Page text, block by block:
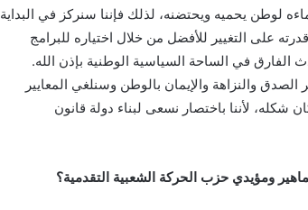
لوطن يحميه ويحتضنه، لذلك فإننا سنركز في البداية
على التغيير للأفضل من خلال اختياره للبرامج
الفارق في الساحة السياسية الوطنية بإذن الله.
والنزاهة والإيمان بالوطن وسنلغي المعايير
شكله، لأننا باختصار نسعى لبناء دولة قانون
ومؤيدي حزب الحركة الشعبية التقدمية؟